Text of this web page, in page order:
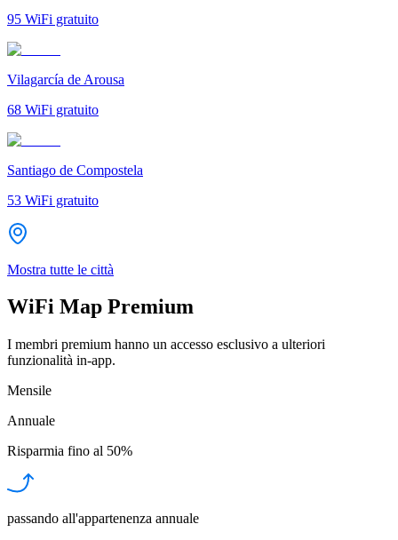
95 WiFi gratuito
Vilagarcía de Arousa
68 WiFi gratuito
Santiago de Compostela
53 WiFi gratuito
Mostra tutte le città
WiFi Map Premium
I membri premium hanno un accesso esclusivo a ulteriori
funzionalità in-app.
Mensile
Annuale
Risparmia fino al 50%
passando all'appartenenza annuale